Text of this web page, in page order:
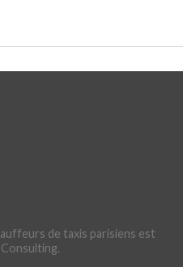
de taxis parisiens est